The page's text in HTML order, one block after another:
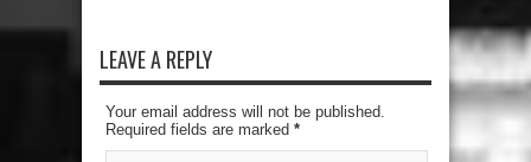
LEAVE A REPLY
Your email address will not be published.
Required fields are marked *